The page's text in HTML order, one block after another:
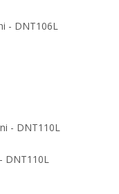
- DNT106L
DNT110L